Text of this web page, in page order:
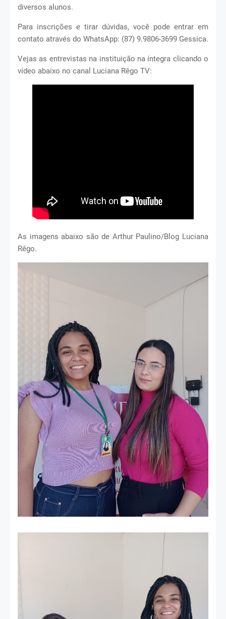
diversos alunos.
Para inscrições e tirar dúvidas, você pode entrar em
contato através do WhatsApp: (87) 9.9806-3699 Gessica.
Vejas as entrevistas na instituição na íntegra clicando o
vídeo abaixo no canal Luciana Rêgo TV:
As imagens abaixo são de Arthur Paulino/Blog Luciana
Rêgo.